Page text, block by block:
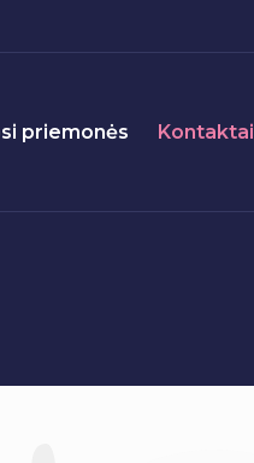
priemonės Kontaktai